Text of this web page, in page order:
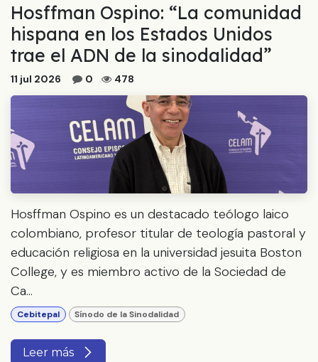
Hosffman Ospino: “La comunidad
hispana en los Estados Unidos
trae el ADN de la sinodalidad”
11 jul 2026 0 478
Hosffman Ospino es un destacado teólogo laico
colombiano, profesor titular de teología pastoral y
educación religiosa en la universidad jesuita Boston
College, y es miembro activo de la Sociedad de
Ca...
Cebitepal Sínodo de la Sinodalidad
Leer más